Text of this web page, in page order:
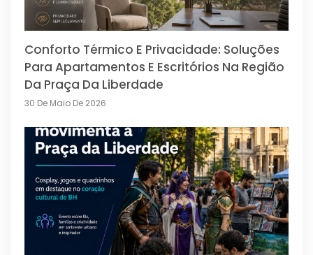
Conforto Térmico E Privacidade: Soluções
Para Apartamentos E Escritórios Na Região
Da Praça Da Liberdade
30 De Maio De 2026